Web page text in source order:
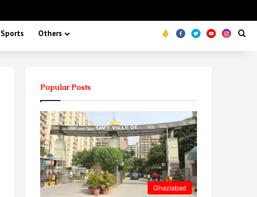
Sports Others Koo FB TwitterYoutube
Popular Posts
Ghaziabad